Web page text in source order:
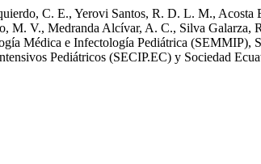
C. E., Yerovi Santos, R. D. L. M., Acosta
V., Medranda Alcívar, A. C., Silva Galarza,
Médica e Infectología Pediátrica (SEMMIP),
Pediátricos (SECIP.EC) y Sociedad